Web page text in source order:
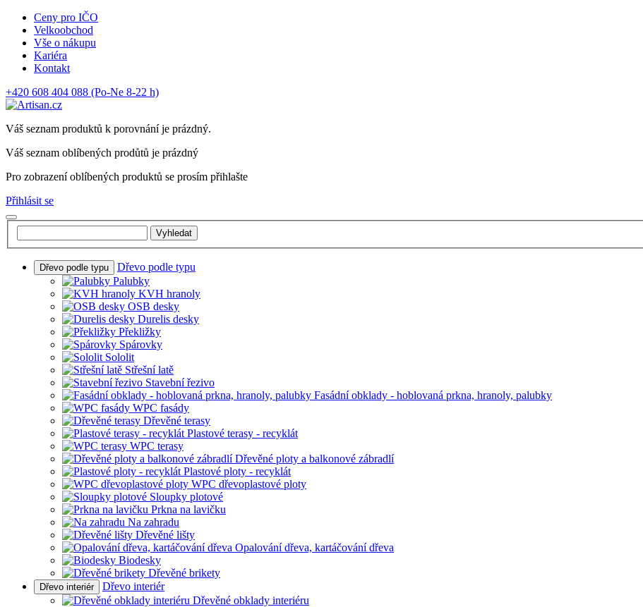
Ceny pro IČO
Velkoobchod
Vše o nákupu
Kariéra
Kontakt
+420 608 404 088 (Po-Ne 8-22 h)
Váš seznam produktů k porovnání je prázdný.
Váš seznam oblíbených prodůtů je prázdný
Pro zobrazení oblíbených produktů se prosím přihlašte
Přihlásit se
Vyhledat
Dřevo podle typu
Dřevo podle typu
Palubky
KVH hranoly
OSB desky
Durelis desky
Překližky
Spárovky
Sololit
Střešní latě
Stavební řezivo
Fasádní obklady - hoblovaná prkna, hranoly, palubky
WPC fasády
Dřevěné terasy
Plastové terasy - recyklát
WPC terasy
Dřevěné ploty a balkonové zábradlí
Plastové ploty - recyklát
WPC dřevoplastové ploty
Sloupky plotové
Prkna na lavičku
Na zahradu
Dřevěné lišty
Opalování dřeva, kartáčování dřeva
Biodesky
Dřevěné brikety
Dřevo interiér
Dřevo interiér
Dřevěné obklady interiéru